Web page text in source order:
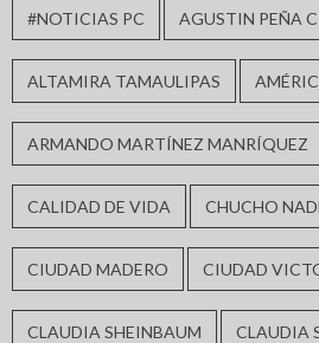
#NOTICIAS PC AGUSTIN PEÑA
ALTAMIRA TAMAULIPAS
ARMANDO MARTÍNEZ MANRÍQUEZ
CALIDAD DE VIDA CHUCHO
CIUDAD MADERO CIUDAD
CLAUDIA SHEINBAUM CLAUDIA